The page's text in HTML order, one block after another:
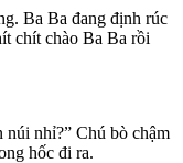
Ba Ba đang định rúc
chít chào Ba Ba rồi
núi nhỉ?” Chú bò chậm
hốc đi ra.